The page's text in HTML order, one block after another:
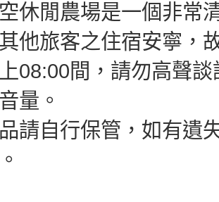
休閒農場是一個非常
他旅客之住宿安寧，
08:00間，請勿高聲
量。
請自行保管，如有遺